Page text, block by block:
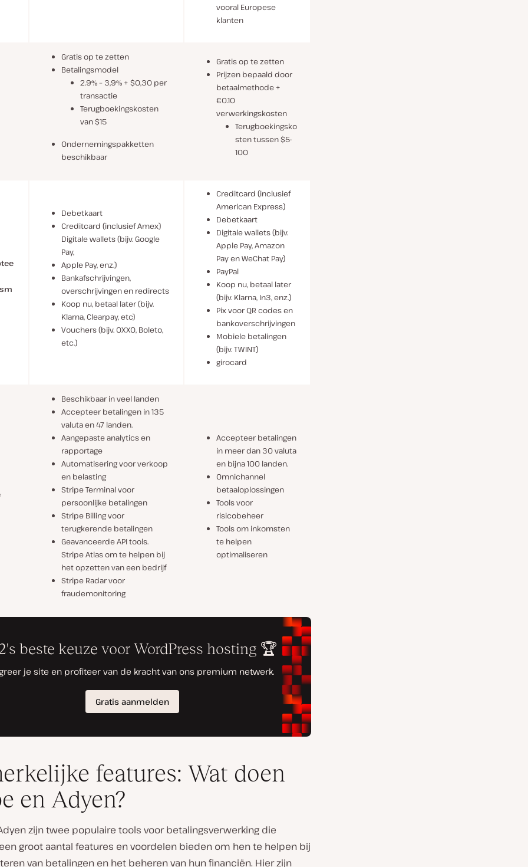
vooral Europese
klanten
Gratis op te zetten
Betalingsmodel
2.9% – 3,9% + $0,30 per
transactie
Terugboekingskosten
van $15
Ondernemingspakketten
beschikbaar
Gratis op te zetten
Prijzen bepaald door
betaalmethode +
€0.10
verwerkingskosten
Terugboekingsko
sten tussen $5-
100
Debetkaart
Creditcard (inclusief Amex)
Digitale wallets (bijv. Google
Pay,
Apple Pay, enz.)
Bankafschrijvingen,
overschrijvingen en redirects
Koop nu, betaal later (bijv.
Klarna, Clearpay, etc)
Vouchers (bijv. OXXO, Boleto,
etc.)
Creditcard (inclusief
American Express)
Debetkaart
Digitale wallets (bijv.
Apple Pay, Amazon
Pay en WeChat Pay)
PayPal
Koop nu, betaal later
(bijv. Klarna, In3, enz.)
Pix voor QR codes en
bankoverschrijvingen
Mobiele betalingen
(bijv. TWINT)
girocard
Beschikbaar in veel landen
Accepteer betalingen in 135
valuta en 47 landen.
Aangepaste analytics en
rapportage
Automatisering voor verkoop
en belasting
Stripe Terminal voor
persoonlijke betalingen
Stripe Billing voor
terugkerende betalingen
Geavanceerde API tools.
Stripe Atlas om te helpen bij
het opzetten van een bedrijf
Stripe Radar voor
fraudemonitoring
Accepteer betalingen
in meer dan 30 valuta
en bijna 100 landen.
Omnichannel
betaaloplossingen
Tools voor
risicobeheer
Tools om inkomsten
te helpen
optimaliseren
features: Wat doen
en Adyen?
zijn twee populaire tools voor betalingsverwerking die
groot aantal features en voordelen bieden om hen te helpen bij
van betalingen en het beheren van hun financiën. Hier zijn